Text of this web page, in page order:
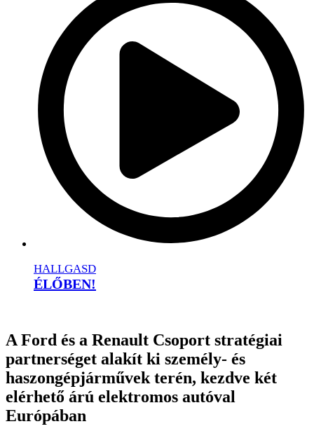
HALLGASD
ÉLŐBEN!
A Ford és a Renault Csoport stratégiai
partnerséget alakít ki személy- és
haszongépjárművek terén, kezdve két
elérhető árú elektromos autóval
Európában